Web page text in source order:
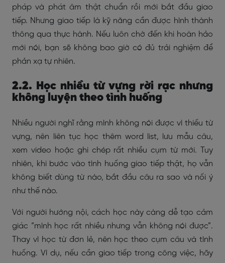
pháp và phát âm thật chuẩn rồi mới bắt đầu giao
tiếp. Nhưng giao tiếp là kỹ năng cần được hình thành
thông qua thực hành. Nếu luôn chờ đến khi hoàn hảo
mới nói, bạn sẽ không bao giờ có đủ trải nghiệm để
phản xạ tự nhiên.
2.2. Học nhiều từ vựng rời rạc nhưng
không luyện theo tình huống
Nhiều người nghĩ rằng mình không nói được vì thiếu từ
vựng, nên liên tục học thêm word list, lưu mẫu câu,
xem video hoặc ghi chép rất nhiều cụm từ mới. Tuy
nhiên, khi bước vào tình huống giao tiếp thật, họ vẫn
không biết dùng từ nào, bắt đầu câu ra sao và nối ý
như thế nào.
Với người hướng nội, cách học này càng dễ tạo cảm
giác “mình học rất nhiều nhưng vẫn không nói được”.
Thay vì học từ đơn lẻ, nên học theo cụm câu và tình
huống. Ví dụ, nếu cần giao tiếp trong công việc, hãy